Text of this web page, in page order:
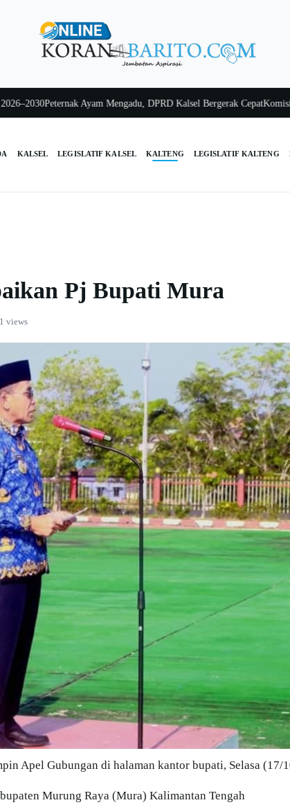
Peternak Ayam Mengadu, DPRD Kalsel Bergerak CepatKomisi III
KALSEL LEGISLATIF KALSEL KALTENG LEGISLATIF KALTENG
Pj Bupati Mura
1 views
Apel Gubungan di halaman kantor bupati, Selasa (17/
Murung Raya (Mura) Kalimantan Tengah